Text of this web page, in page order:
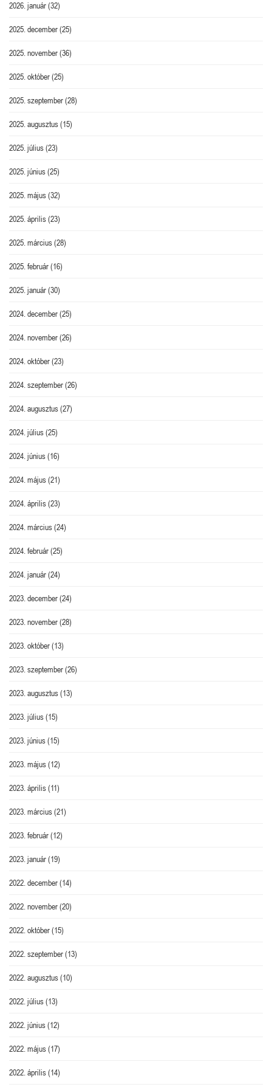
2026. január(32)
2025. december(25)
2025. november(36)
2025. október(25)
2025. szeptember(28)
2025. augusztus(15)
2025. július(23)
2025. június(25)
2025. május(32)
2025. április(23)
2025. március(28)
2025. február(16)
2025. január(30)
2024. december(25)
2024. november(26)
2024. október(23)
2024. szeptember(26)
2024. augusztus(27)
2024. július(25)
2024. június(16)
2024. május(21)
2024. április(23)
2024. március(24)
2024. február(25)
2024. január(24)
2023. december(24)
2023. november(28)
2023. október(13)
2023. szeptember(26)
2023. augusztus(13)
2023. július(15)
2023. június(15)
2023. május(12)
2023. április(11)
2023. március(21)
2023. február(12)
2023. január(19)
2022. december(14)
2022. november(20)
2022. október(15)
2022. szeptember(13)
2022. augusztus(10)
2022. július(13)
2022. június(12)
2022. május(17)
2022. április(14)